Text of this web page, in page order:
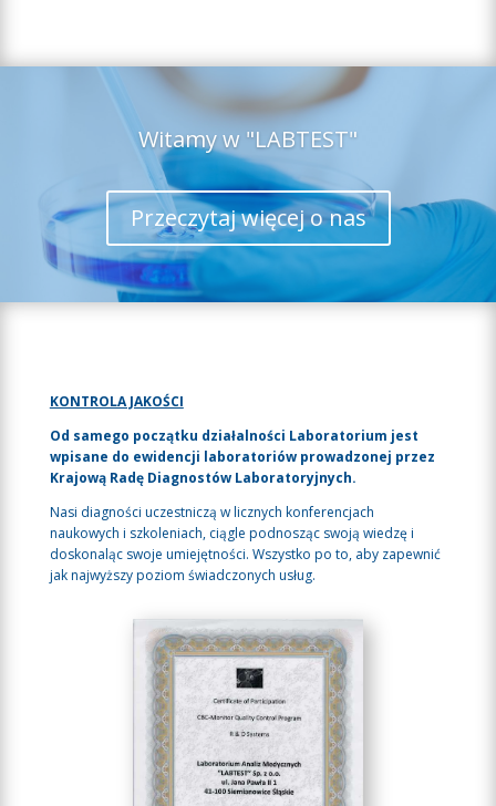
Witamy w "LABTEST"
Przeczytaj więcej o nas
KONTROLA JAKOŚCI
Od samego początku działalności Laboratorium jest
wpisane do ewidencji laboratoriów prowadzonej przez
Krajową Radę Diagnostów Laboratoryjnych.
Nasi diagności uczestniczą w licznych konferencjach
naukowych i szkoleniach, ciągle podnosząc swoją wiedzę i
doskonaląc swoje umiejętności. Wszystko po to, aby zapewnić
jak najwyższy poziom świadczonych usług.